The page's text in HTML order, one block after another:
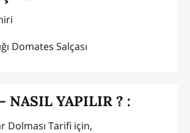
Domates Salçası
NASIL YAPILIR ? :
Dolması Tarifi için,